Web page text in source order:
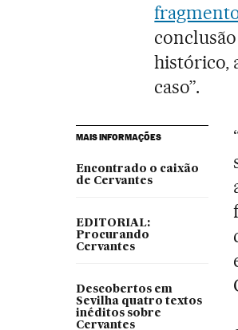
histórico,
caso”.
MAIS INFORMAÇÕES
Encontrado o caixão
de Cervantes
EDITORIAL:
Procurando
Cervantes
Descobertos em
Sevilha quatro textos
inéditos sobre
Cervantes